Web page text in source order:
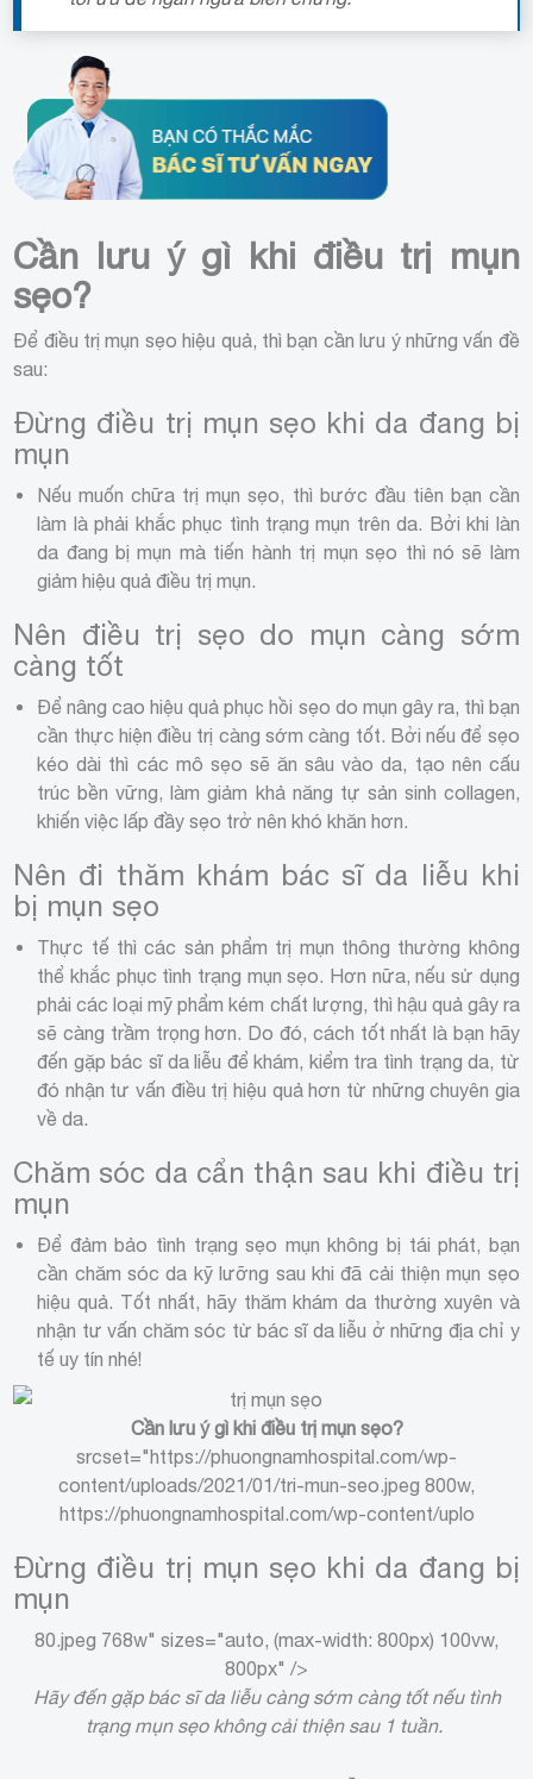
Cần lưu ý gì khi điều trị mụn
sẹo?
Để điều trị mụn sẹo hiệu quả, thì bạn cần lưu ý những vấn đề
sau:
Đừng điều trị mụn sẹo khi da đang bị
mụn
Nếu muốn chữa trị mụn sẹo, thì bước đầu tiên bạn cần
làm là phải khắc phục tình trạng mụn trên da. Bởi khi làn
da đang bị mụn mà tiến hành trị mụn sẹo thì nó sẽ làm
giảm hiệu quả điều trị mụn.
Nên điều trị sẹo do mụn càng sớm
càng tốt
Để nâng cao hiệu quả phục hồi sẹo do mụn gây ra, thì bạn
cần thực hiện điều trị càng sớm càng tốt. Bởi nếu để sẹo
kéo dài thì các mô sẹo sẽ ăn sâu vào da, tạo nên cấu
trúc bền vững, làm giảm khả năng tự sản sinh collagen,
khiến việc lấp đầy sẹo trở nên khó khăn hơn.
Nên đi thăm khám bác sĩ da liễu khi
bị mụn sẹo
Thực tế thì các sản phẩm trị mụn thông thường không
thể khắc phục tình trạng mụn sẹo. Hơn nữa, nếu sử dụng
phải các loại mỹ phẩm kém chất lượng, thì hậu quả gây ra
sẽ càng trầm trọng hơn. Do đó, cách tốt nhất là bạn hãy
đến gặp bác sĩ da liễu để khám, kiểm tra tình trạng da, từ
đó nhận tư vấn điều trị hiệu quả hơn từ những chuyên gia
về da.
Chăm sóc da cẩn thận sau khi điều trị
mụn
Để đảm bảo tình trạng sẹo mụn không bị tái phát, bạn
cần chăm sóc da kỹ lưỡng sau khi đã cải thiện mụn sẹo
hiệu quả. Tốt nhất, hãy thăm khám da thường xuyên và
nhận tư vấn chăm sóc từ bác sĩ da liễu ở những địa chỉ y
tế uy tín nhé!
Cần lưu ý gì khi điều trị mụn sẹo?
srcset="https://phuongnamhospital.com/wp-
content/uploads/2021/01/tri-mun-seo.jpeg 800w,
https://phuongnamhospital.com/wp-content/uplo
Đừng điều trị mụn sẹo khi da đang bị
mụn
80.jpeg 768w" sizes="auto, (max-width: 800px) 100vw,
800px" />
Hãy đến gặp bác sĩ da liễu càng sớm càng tốt nếu tình
trạng mụn sẹo không cải thiện sau 1 tuần.